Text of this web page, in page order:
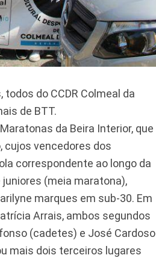
do CCDR Colmeal da
de BTT.
da Beira Interior, que
cujos vencedores dos
correspondente ao longo da
(meia maratona),
marques em sub-30. Em
Arrais, ambos segundos
(cadetes) e José Cardoso
mais dois terceiros lugares